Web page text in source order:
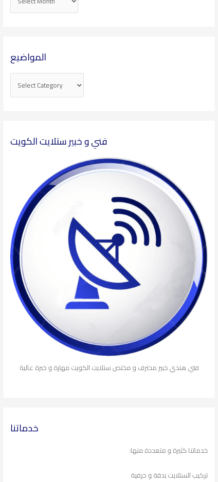
المواضيع
فني و خبير ستلايت الكويت
فني هندي خبير محترف و مختص ستلايت الكويت مهارة و خبرة عالية
خدماتنا
خدماتنا كثيرة و متعددة منها:
تركيب الستلايت بدقة و حرفية